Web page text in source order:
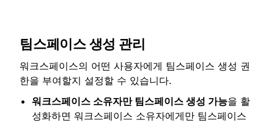
팀스페이스 생성 관리
워크스페이스의 어떤 사용자에게 팀스페이스 생성 권
한을 부여할지 설정할 수 있습니다.
워크스페이스 소유자만 팀스페이스 생성 가능을 활
성화하면 워크스페이스 소유자에게만 팀스페이스